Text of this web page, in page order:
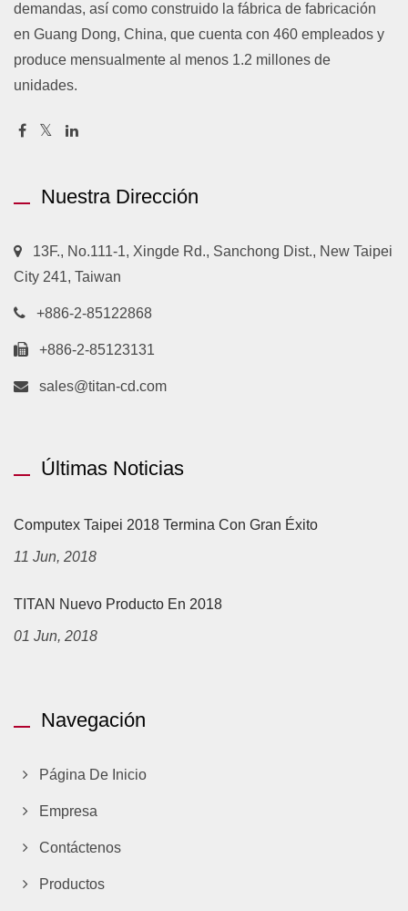
demandas, así como construido la fábrica de fabricación
en Guang Dong, China, que cuenta con 460 empleados y
produce mensualmente al menos 1.2 millones de
unidades.
Nuestra Dirección
13F., No.111-1, Xingde Rd., Sanchong Dist., New Taipei
City 241, Taiwan
+886-2-85122868
+886-2-85123131
sales@titan-cd.com
Últimas Noticias
Computex Taipei 2018 Termina Con Gran Éxito
11 Jun, 2018
TITAN Nuevo Producto En 2018
01 Jun, 2018
Navegación
Página De Inicio
Empresa
Contáctenos
Productos